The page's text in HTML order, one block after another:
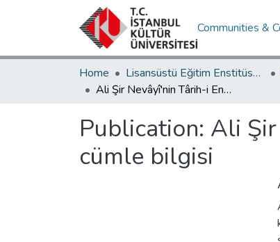
Communities &
Home Lisansüstü Eğitim Enstitüsü / Postgraduate Education Institute
Ali Şir Nevâyî'nin Târih-i Enbiyâ ve Hükemâ adlı eserinin cümle bilgisi
Publication: Ali
cümle bilgisi